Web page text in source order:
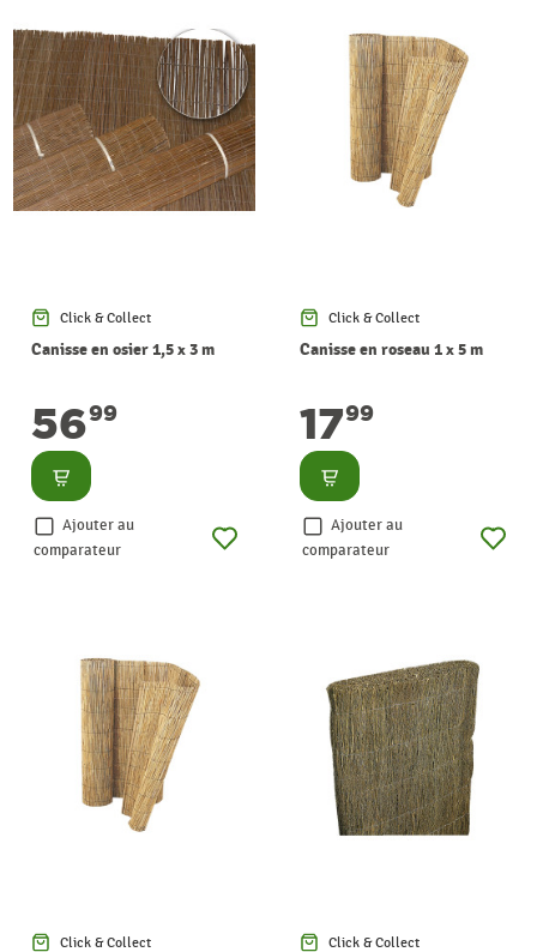
Click & Collect
Canisse en osier 1,5 x 3 m
5699
Consulter
Ajouter au
comparateur
Click & Collect
Canisse en roseau 1 x 5 m
1799
Consulter
Ajouter au
comparateur
Click & Collect Click & Collect